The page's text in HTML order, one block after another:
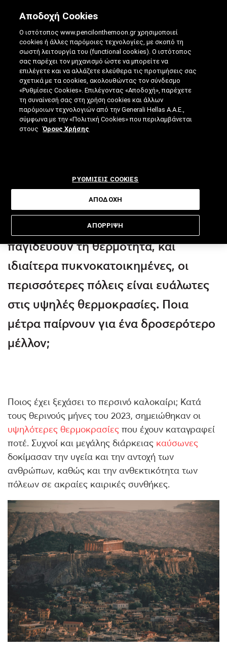
ΤΟ ΚΑΛΟΚΑΊΡΙ ΠΛΗΣΙΆΖΕΙ: ΠΏΣ ΘΑ
ΚΡΑΤΉΣΟΥΜΕ ΤΗΝ ΑΘΉΝΑ ΚΑΙ ΚΆΘΕ ΠΌΛΗ
ΔΡΟΣΕΡΉ;
25.04.2024 4 ΛΕΠΤΑ ΑΝΑΓΝΩΣΗΣ |
ΑΠΟ: ΒΊΚΥ ΤΣΟΎΡΤΟΥ
Θεμελιωμένες με υλικά που
παγιδεύουν τη θερμότητα, και
ιδιαίτερα πυκνοκατοικημένες, οι
περισσότερες πόλεις είναι ευάλωτες
στις υψηλές θερμοκρασίες. Ποια
μέτρα παίρνουν για ένα δροσερότερο
μέλλον;
Ποιος έχει ξεχάσει το περσινό καλοκαίρι; Κατά
τους θερινούς μήνες του 2023, σημειώθηκαν οι
υψηλότερες θερμοκρασίες που έχουν καταγραφεί
ποτέ. Συχνοί και μεγάλης διάρκειας καύσωνες
δοκίμασαν την υγεία και την αντοχή των
ανθρώπων, καθώς και την ανθεκτικότητα των
πόλεων σε ακραίες καιρικές συνθήκες.
Αποδοχή Cookies
Ο ιστότοπος www.pencilonthemoon.gr χρησιμοποιεί
cookies ή άλλες παρόμοιες τεχνολογίες, με σκοπό τη
σωστή λειτουργία του (functional cookies). Ο ιστότοπος
σας παρέχει τον μηχανισμό ώστε να μπορείτε να
επιλέγετε και να αλλάζετε ελεύθερα τις προτιμήσεις σας
σχετικά με τα cookies, ακολουθώντας τον σύνδεσμο
«Ρυθμίσεις Cookies». Επιλέγοντας «Αποδοχή», παρέχετε
τη συναίνεσή σας στη χρήση cookies και άλλων
παρόμοιων τεχνολογιών από την Generali Hellas A.A.E.,
σύμφωνα με την «Πολιτική Cookies» που περιλαμβάνεται
στους
Όρους Χρήσης
ΡΥΘΜΙΣΕΙΣ COOKIES
ΑΠΟΡΡΙΨΗ
ΑΠΟΔΟΧΗ